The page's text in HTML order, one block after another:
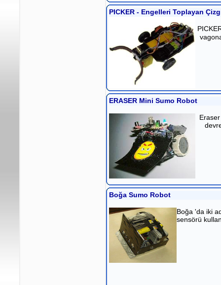
PICKER - Engelleri Toplayan
ERASER Mini Sumo Robot
Boğa Sumo Robot
Boğa 'da iki
sensörü